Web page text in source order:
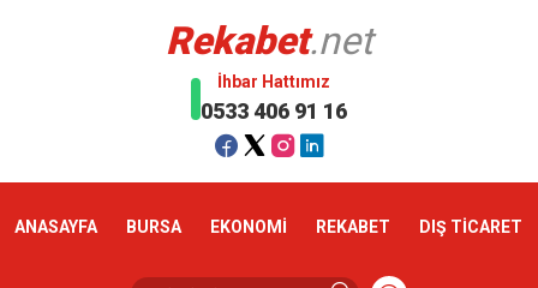
Rekabet.net
İhbar Hattımız
0533 406 91 16
ANASAYFA BURSA EKONOMİ REKABET DIŞ TİCARET